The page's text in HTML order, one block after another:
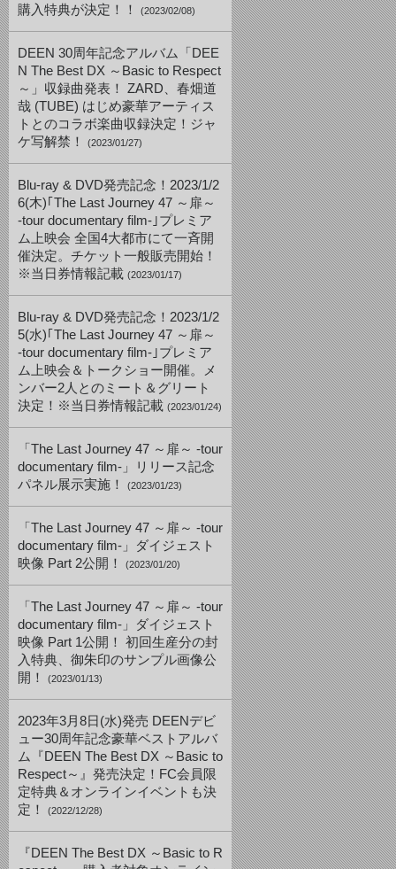
購入特典が決定！！
(2023/02/08)
DEEN 30周年記念アルバム「DEE
N The Best DX ～Basic to Respect
～」収録曲発表！ ZARD、春畑道
哉 (TUBE) はじめ豪華アーティス
トとのコラボ楽曲収録決定！ジャ
ケ写解禁！
(2023/01/27)
Blu-ray & DVD発売記念！2023/1/2
6(木)｢The Last Journey 47 ～扉～
-tour documentary film-｣プレミア
ム上映会 全国4大都市にて一斉開
催決定。チケット一般販売開始！
※当日券情報記載 (2023/01/17)
Blu-ray & DVD発売記念！2023/1/2
5(水)｢The Last Journey 47 ～扉～
-tour documentary film-｣プレミア
ム上映会＆トークショー開催。メ
ンバー2人とのミート＆グリート
決定！※当日券情報記載 (2023/01/24)
「The Last Journey 47 ～扉～ -tour
documentary film-」リリース記念
パネル展示実施！
(2023/01/23)
「The Last Journey 47 ～扉～ -tour
documentary film-」ダイジェスト
映像 Part 2公開！
(2023/01/20)
「The Last Journey 47 ～扉～ -tour
documentary film-」ダイジェスト
映像 Part 1公開！ 初回生産分の封
入特典、御朱印のサンプル画像公
開！
(2023/01/13)
2023年3月8日(水)発売 DEENデビ
ュー30周年記念豪華ベストアルバ
ム『DEEN The Best DX ～Basic to
Respect～』発売決定！FC会員限
定特典＆オンラインイベントも決
定！
(2022/12/28)
『DEEN The Best DX ～Basic to R